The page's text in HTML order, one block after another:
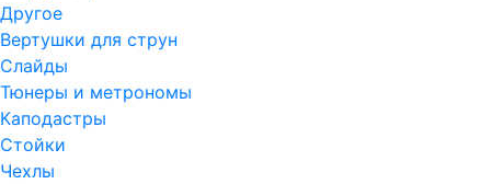
Другое
Вертушки для струн
Слайды
Тюнеры и метрономы
Каподастры
Стойки
Чехлы